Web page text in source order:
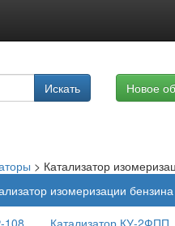
Искать Новое
> Катализатор
изомеризации бензина
108
Катализатор КУ-2ФПП